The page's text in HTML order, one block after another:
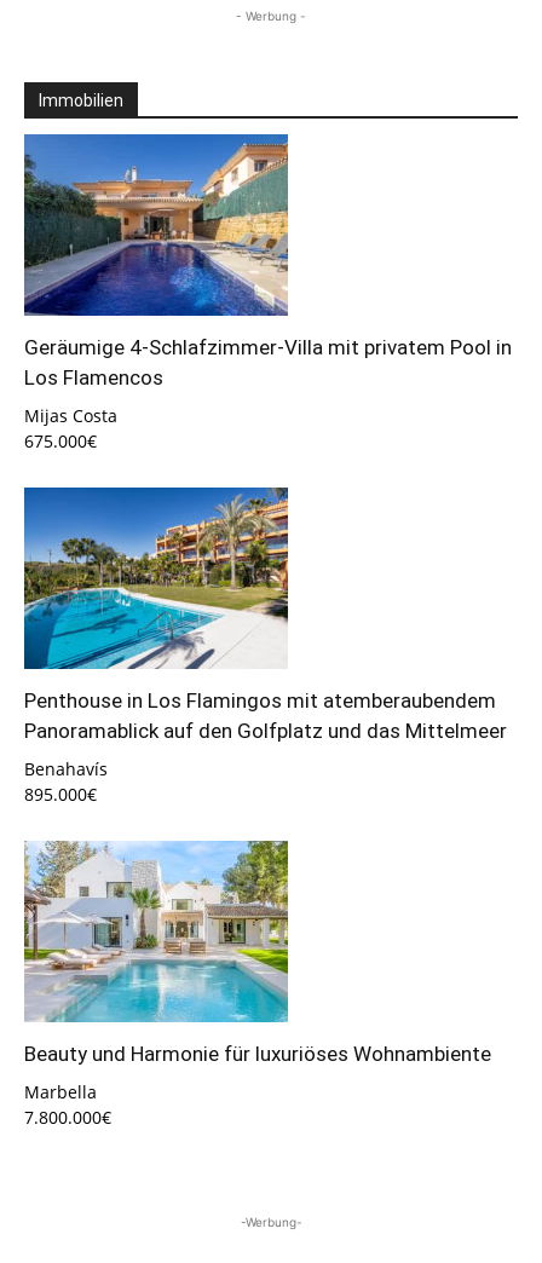
- Werbung -
Immobilien
Geräumige 4-Schlafzimmer-Villa mit privatem Pool in
Los Flamencos
Mijas Costa
675.000€
Penthouse in Los Flamingos mit atemberaubendem
Panoramablick auf den Golfplatz und das Mittelmeer
Benahavís
895.000€
Beauty und Harmonie für luxuriöses Wohnambiente
Marbella
7.800.000€
-Werbung-